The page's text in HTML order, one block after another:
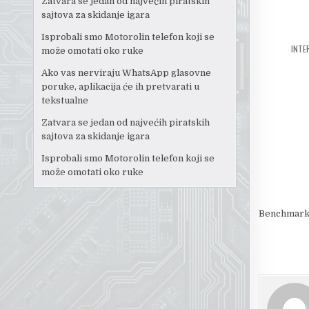
sajtova za skidanje igara
Isprobali smo Motorolin telefon koji se
može omotati oko ruke
Ako vas nerviraju WhatsApp glasovne
poruke, aplikacija će ih pretvarati u
tekstualne
Zatvara se jedan od najvećih piratskih
sajtova za skidanje igara
Isprobali smo Motorolin telefon koji se
može omotati oko ruke